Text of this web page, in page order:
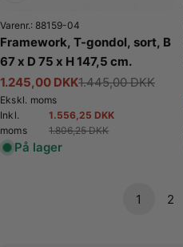
Varenr.: 88159-04
Framework, T-gondol, sort, B
67 x D 75 x H 147,5 cm.
Tilbudspris
1.245,00 DKK
Normalpris 1.445,00 DKK
Ekskl. moms
Inkl.
moms
Tilbudspris
1.556,25 DKK
Normalpris
1.806,25 DKK
På lager
1 2